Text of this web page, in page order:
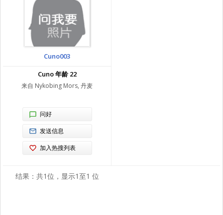
Cuno003
Cuno 年龄 22
来自 Nykobing Mors, 丹麦
问好
发送信息
加入热搜列表
结果：共1位，显示1至1 位